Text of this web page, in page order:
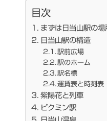
目次
まずは日当山駅の場
日当山駅の構造
駅前広場
駅のホーム
駅名標
運賃表と時刻表
紫陽花と列車
ピクミン駅